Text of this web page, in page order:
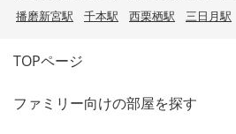
播磨新宮駅
千本駅 西栗栖駅 三日月駅
TOPページ
ファミリー向けの部屋を探す